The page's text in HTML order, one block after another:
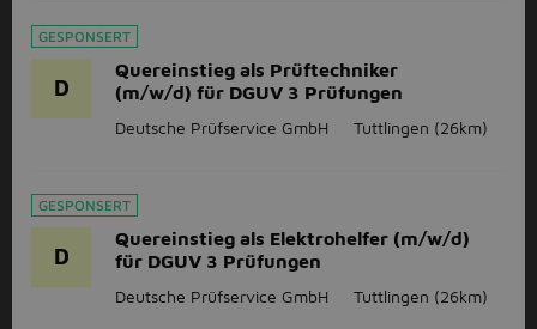
GESPONSERT
D
Quereinstieg als Prüftechniker
(m/w/d) für DGUV 3 Prüfungen
Deutsche Prüfservice GmbH Tuttlingen (26km)
GESPONSERT
D
Quereinstieg als Elektrohelfer (m/w/d)
für DGUV 3 Prüfungen
Deutsche Prüfservice GmbH Tuttlingen (26km)